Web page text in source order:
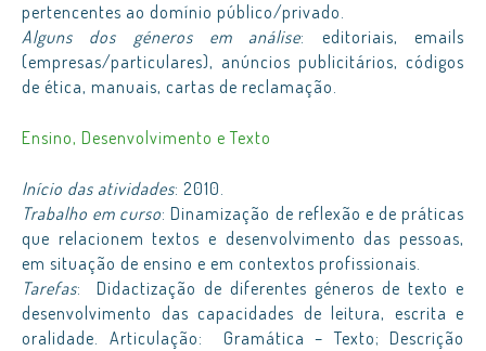
pertencentes ao domínio público/privado.
Alguns dos géneros em análise: editoriais, emails
(empresas/particulares), anúncios publicitários, códigos
de ética, manuais, cartas de reclamação.
Ensino, Desenvolvimento e Texto
Início das atividades: 2010.
Trabalho em curso: Dinamização de reflexão e de práticas
que relacionem textos e desenvolvimento das pessoas,
em situação de ensino e em contextos profissionais.
Tarefas: Didactização de diferentes géneros de texto e
desenvolvimento das capacidades de leitura, escrita e
oralidade. Articulação: Gramática – Texto; Descrição